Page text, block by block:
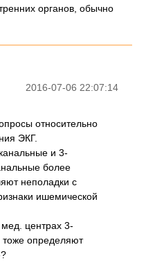
органов, обычно
2016-07-06 22:07:14
относительно
ЭКГ.
и 3-
более
неполадки с
ишемической
центрах 3-
определяют